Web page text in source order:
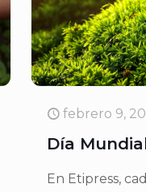
febrero 9,
Día
En Etipress,